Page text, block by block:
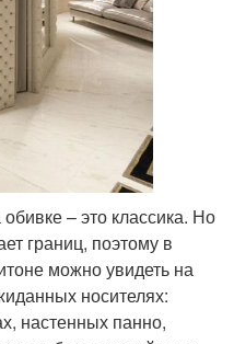
– это классика. Но
границ, поэтому в
можно увидеть на
носителях:
настенных панно,